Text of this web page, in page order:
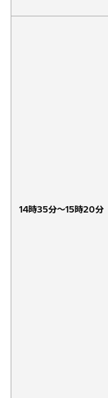
14時35分～15時20分